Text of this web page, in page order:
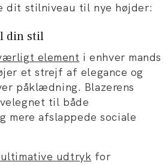
dit stilniveau til nye højder:
din stil
element i enhver mands
et strejf af elegance og
påklædning. Blazerens
til både
mere afslappede sociale
udtryk for